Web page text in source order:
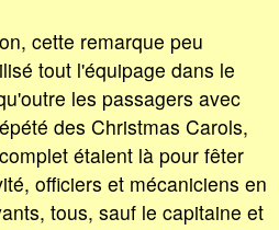
cette remarque peu
tout l'équipage dans le
les passagers avec
des Christmas Carols,
étaient là pour fêter
officiers et mécaniciens en
tous, sauf le capitaine et